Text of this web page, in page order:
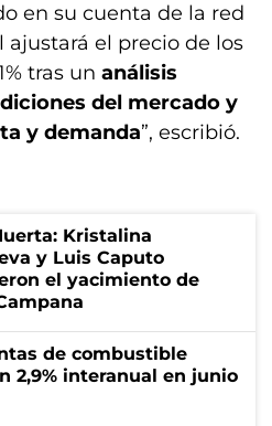
en su cuenta de la red
ajustará el precio de los
tras un análisis
del mercado y
y demanda”, escribió.
Kristalina
y Luis Caputo
el yacimiento de
de combustible
2,9% interanual en junio